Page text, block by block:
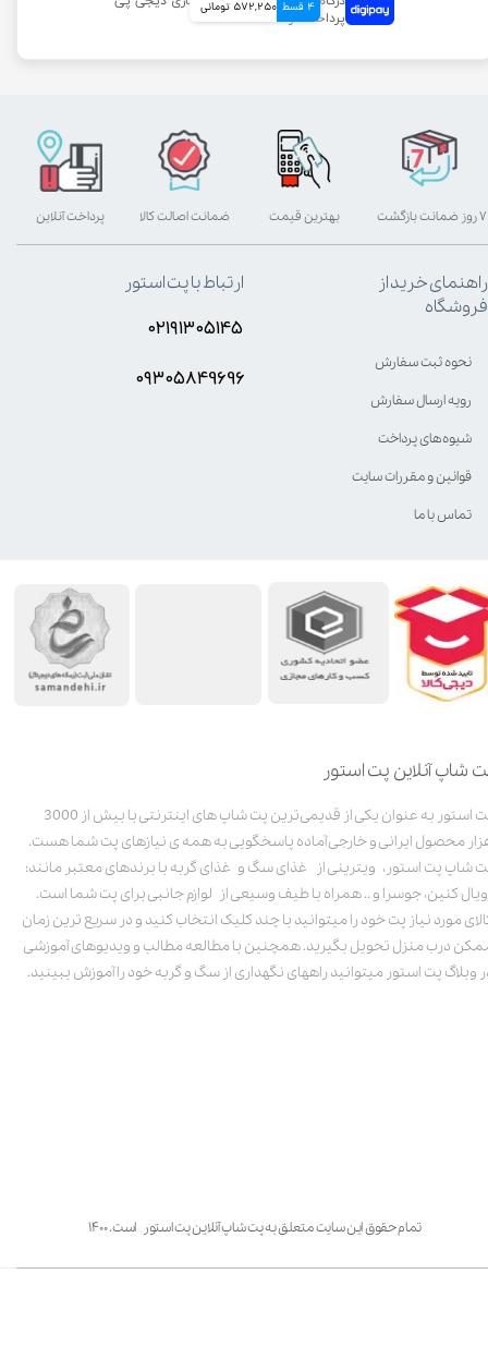
4 قسط 572,250 تومانی
شاپ آنلاین پت استور
پت استور به عنوان یکی از قدیمی‌ترین پت شاپ های اینترنتی با بیش از 3000
محصول ایرانی و خارجی آماده پاسخگویی به همه ی نیازهای پت شما هست.
شاپ پت استور، ویترینی از غذای سگ و غذای گربه با برندهای معتبر مانند:
کنین، جوسرا و .. همراه با طیف وسیعی از لوازم جانبی برای پت شما است.
مورد نیاز پت خود را میتوانید با چند کلیک انتخاب کنید و در سریع ترین زمان
درب منزل تحویل بگیرید. همچنین با مطالعه مطالب و ویدیوهای آموزشی
وبلاگ پت استور میتوانید راههای نگهداری از سگ و گربه خود را آموزش ببینید.
تمام حقوق این سایت متعلق به پت شاپ آنلاین پت استور است. ۱۴۰۰
بهترین قیمت پرداخت آنلاین ۷ روز ضمانت بازگشت ضمانت اصالت کالا
راهنمای خرید از
فروشگاه
نحوه ثبت سفارش
رویه ارسال سفارش
شیوه‌های پرداخت
قوانین و مقررات سایت
تماس با ما
ارتباط با پت استور
۰۲۱۹۱۳۰۵۱۴۵
۰۹۳۰۵8۴9696